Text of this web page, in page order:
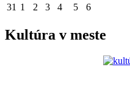
31 1 2 3 4 5 6
Kultúra v meste